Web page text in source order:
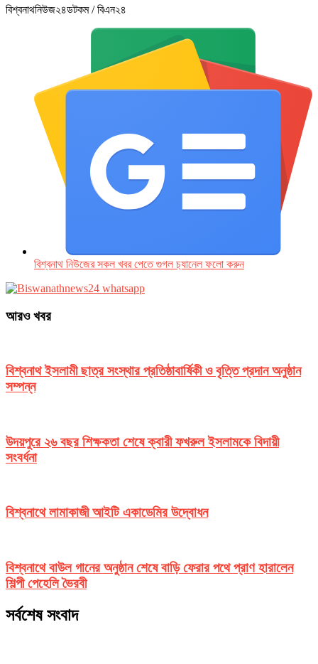
বিশ্বনাথনিউজ২৪ডটকম / বিএন২৪
বিশ্বনাথ নিউজের সকল খবর পেতে গুগল চ‌্যানেল ফলো করুন
আরও খবর
বিশ্বনাথ ইসলামী ছাত্র সংস্থার প্রতিষ্ঠাবার্ষিকী ও বৃত্তি প্রদান অনুষ্ঠান
সম্পন্ন
উদয়পুরে ২৬ বছর শিক্ষকতা শেষে ক্বারী ফখরুল ইসলামকে বিদায়ী
সংবর্ধনা
বিশ্বনাথে লামাকাজী আইটি একাডেমির উদ্বোধন
বিশ্বনাথে বাউল গানের অনুষ্ঠান শেষে বাড়ি ফেরার পথে প্রাণ হারালেন
শিল্পী পেহেলি ভৈরবী
সর্বশেষ সংবাদ